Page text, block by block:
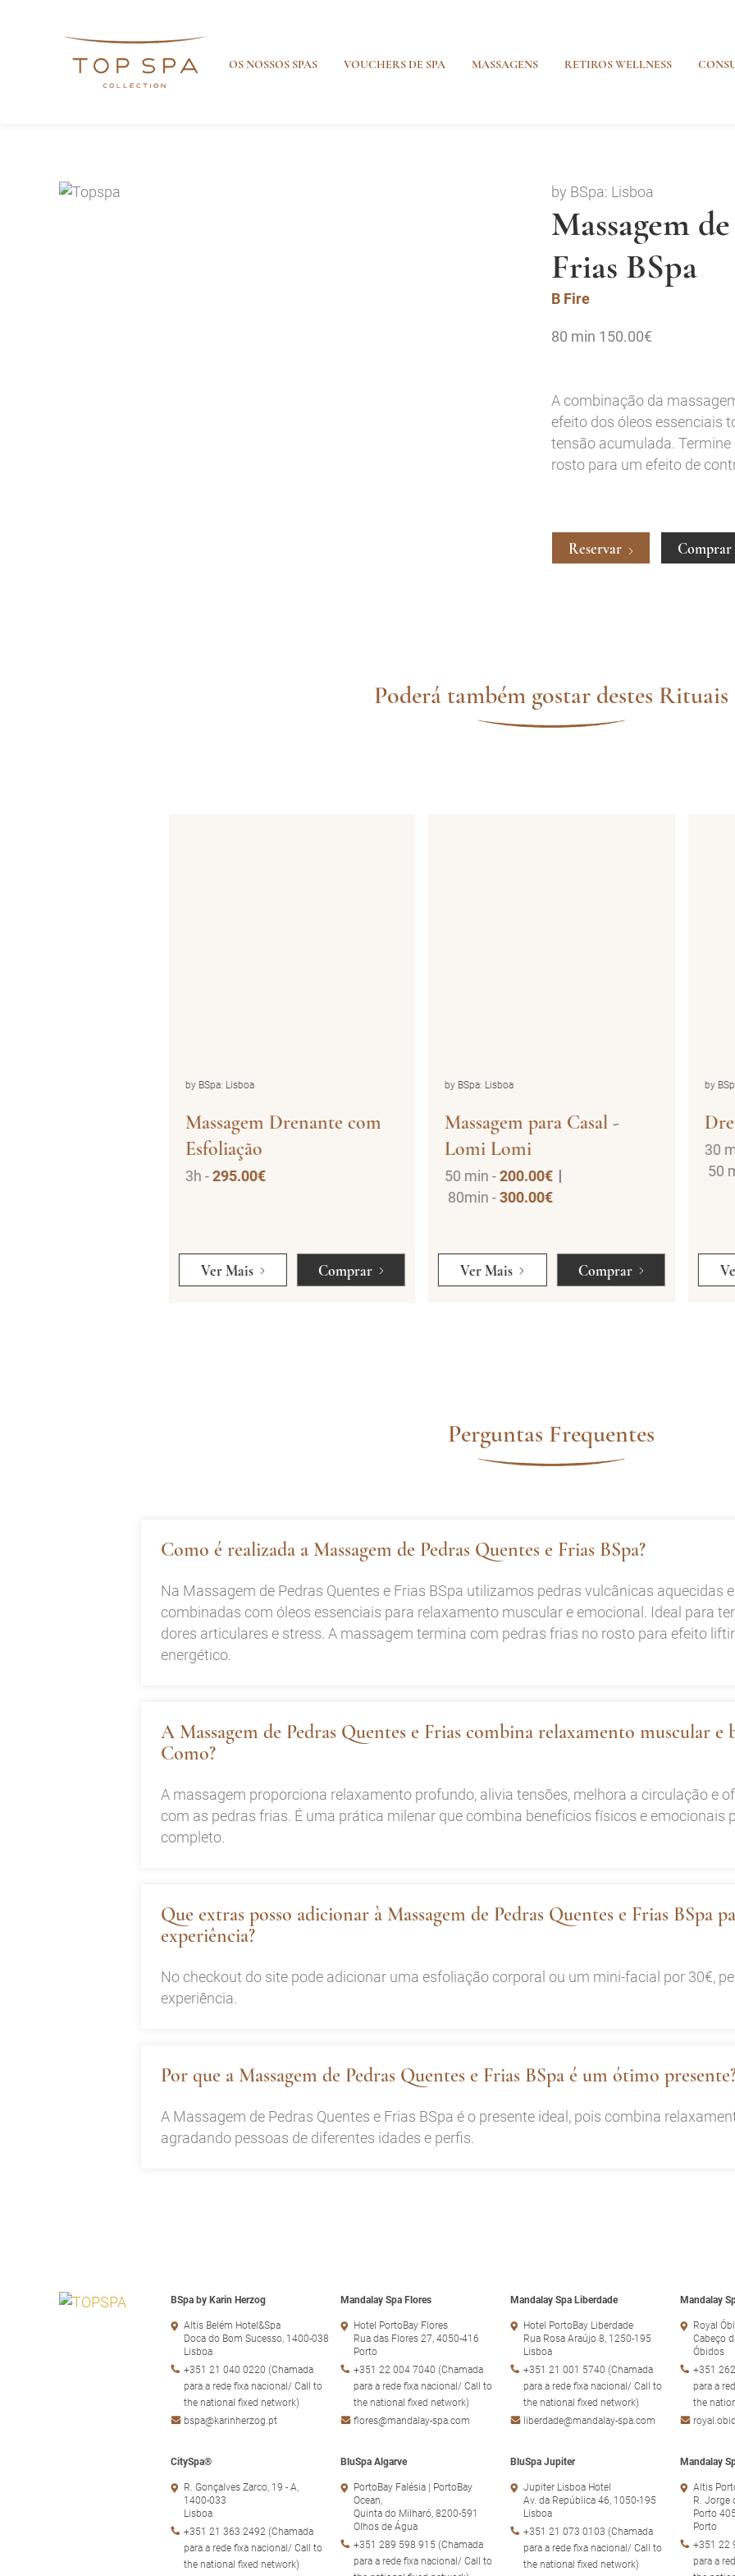
OS NOSSOS SPAS VOUCHERS DE SPA MASSAGENS RETIROS WELLNESS
by BSpa: Lisboa
Massagem
Frias BSpa
B Fire
80 min 150.00€
A combinação da
efeito dos óleos essenciais
tensão acumulada.
rosto para um efeito de
Reservar Comprar
Poderá também gostar destes Rituais
by BSpa: Lisboa
Massagem Drenante com
Esfoliação
3h -295.00€
Ver Mais Comprar
by BSpa: Lisboa
Massagem para Casal -
Lomi Lomi
50 min - 200.00€
80min - 300.00€
Ver Mais Comprar
by
30
50
Perguntas Frequentes
Como é realizada a Massagem de Pedras Quentes e Frias BSpa?
Na Massagem de Pedras Quentes e Frias BSpa utilizamos pedras vulcânicas aquecidas
combinadas com óleos essenciais para relaxamento muscular e emocional. Ideal para
dores articulares e stress. A massagem termina com pedras frias no rosto para efeito
energético.
A Massagem de Pedras Quentes e Frias combina relaxamento muscular e
Como?
A massagem proporciona relaxamento profundo, alivia tensões, melhora a circulação e
com as pedras frias. É uma prática milenar que combina benefícios físicos e emocionais
completo.
Que extras posso adicionar à Massagem de Pedras Quentes e Frias BSpa
experiência?
No checkout do site pode adicionar uma esfoliação corporal ou um mini-facial por 30€,
experiência.
Por que a Massagem de Pedras Quentes e Frias BSpa é um ótimo
A Massagem de Pedras Quentes e Frias BSpa é o presente ideal, pois combina
agradando pessoas de diferentes idades e perfis.
BSpa by Karin Herzog
Altis Belém Hotel&Spa
Doca do Bom Sucesso, 1400-038
Lisboa
+351 21 040 0220 (Chamada
para a rede fixa nacional/ Call to
the national fixed network)
bspa@karinherzog.pt
Mandalay Spa Flores
Hotel PortoBay Flores
Rua das Flores 27, 4050-416
Porto
+351 22 004 7040 (Chamada
para a rede fixa nacional/ Call to
the national fixed network)
flores@mandalay-spa.com
Mandalay Spa Liberdade
Hotel PortoBay Liberdade
Rua Rosa Araújo 8, 1250-195
Lisboa
+351 21 001 5740 (Chamada
para a rede fixa nacional/ Call to
the national fixed network)
liberdade@mandalay-spa.com
Mandalay
Royal
Cabeço
Óbidos
+351
para a
the
CitySpa®
R. Gonçalves Zarco, 19 - A,
1400-033
Lisboa
+351 21 363 2492 (Chamada
para a rede fixa nacional/ Call to
the national fixed network)
BluSpa Algarve
PortoBay Falésia | PortoBay
Ocean,
Quinta do Milharó, 8200-591
Olhos de Água
+351 289 598 915 (Chamada
para a rede fixa nacional/ Call to
BluSpa Jupiter
Jupiter Lisboa Hotel
Av. da República 46, 1050-195
Lisboa
+351 21 073 0103 (Chamada
para a rede fixa nacional/ Call to
the national fixed network)
Mandalay
Altis
R. Jorge
Porto
Porto
+351 22
para a